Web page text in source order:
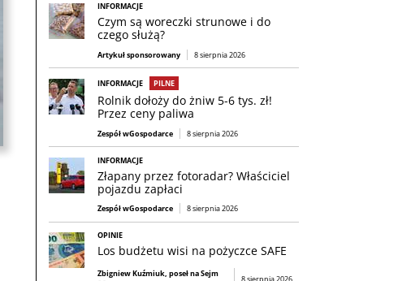
INFORMACJE
Czym są woreczki strunowe i do
czego służą?
Artykuł sponsorowany 8 sierpnia 2026
INFORMACJE PILNE
Rolnik dołoży do żniw 5-6 tys. zł!
Przez ceny paliwa
Zespół wGospodarce 8 sierpnia 2026
INFORMACJE
Złapany przez fotoradar? Właściciel
pojazdu zapłaci
Zespół wGospodarce 8 sierpnia 2026
OPINIE
Los budżetu wisi na pożyczce SAFE
Zbigniew Kuźmiuk, poseł na Sejm
8 sierpnia 2026